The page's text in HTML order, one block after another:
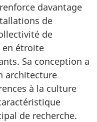
davantage
de
de
en étroite
Sa conception a
architecture
à la culture
de recherche.